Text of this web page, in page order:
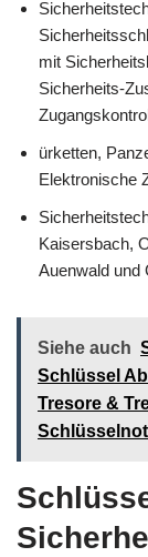
mit
Sicherheits-
ürketten,
Elektronische
Kaisersbach,
Auenwald und
Siehe auch
Schlüssel
Tresore &